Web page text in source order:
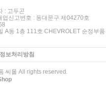
: 고두곤
신고번호 : 동대문구 제04270호
A동 1층 111호 CHEVROLET 순정부품
보처리방침
씨몰 All rights reserved.